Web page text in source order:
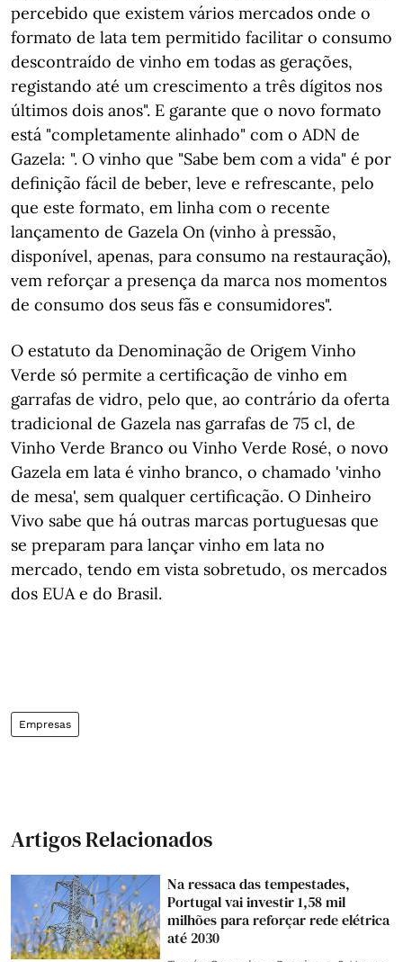
percebido que existem vários mercados onde o
formato de lata tem permitido facilitar o consumo
descontraído de vinho em todas as gerações,
registando até um crescimento a três dígitos nos
últimos dois anos". E garante que o novo formato
está "completamente alinhado" com o ADN de
Gazela: ". O vinho que "Sabe bem com a vida" é por
definição fácil de beber, leve e refrescante, pelo
que este formato, em linha com o recente
lançamento de Gazela On (vinho à pressão,
disponível, apenas, para consumo na restauração),
vem reforçar a presença da marca nos momentos
de consumo dos seus fãs e consumidores".
O estatuto da Denominação de Origem Vinho
Verde só permite a certificação de vinho em
garrafas de vidro, pelo que, ao contrário da oferta
tradicional de Gazela nas garrafas de 75 cl, de
Vinho Verde Branco ou Vinho Verde Rosé, o novo
Gazela em lata é vinho branco, o chamado 'vinho
de mesa', sem qualquer certificação. O Dinheiro
Vivo sabe que há outras marcas portuguesas que
se preparam para lançar vinho em lata no
mercado, tendo em vista sobretudo, os mercados
dos EUA e do Brasil.
Empresas
Artigos Relacionados
Na ressaca das tempestades,
Portugal vai investir 1,58 mil
milhões para reforçar rede elétrica
até 2030